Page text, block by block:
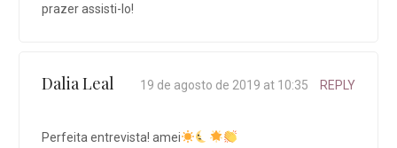
prazer assisti-lo!
Dalia Leal 19 de agosto de 2019 at 10:35 REPLY
Perfeita entrevista! amei